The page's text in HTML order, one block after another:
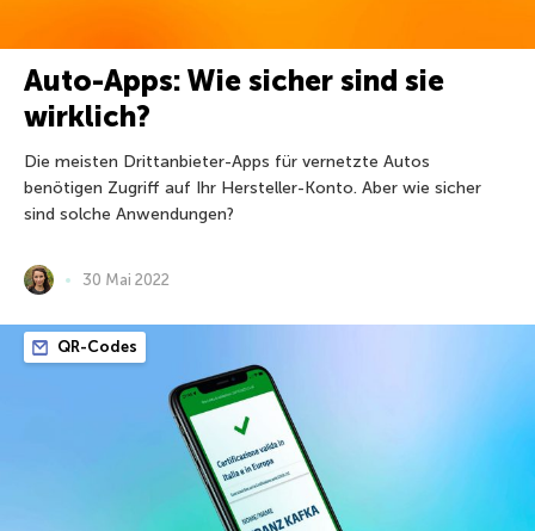
Auto-Apps: Wie sicher sind sie
wirklich?
Die meisten Drittanbieter-Apps für vernetzte Autos
benötigen Zugriff auf Ihr Hersteller-Konto. Aber wie sicher
sind solche Anwendungen?
30 Mai 2022
QR-Codes